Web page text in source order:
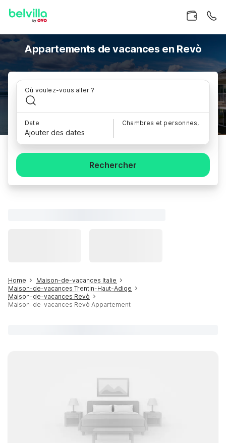
Appartements de vacances en Revò
Où voulez-vous aller ?
Date
Ajouter des dates
Chambres et personnes,
Rechercher
Home
Maison-de-vacances Italie
Maison-de-vacances Trentin-Haut-Adige
Maison-de-vacances Revò
Maison-de-vacances Revò Appartement